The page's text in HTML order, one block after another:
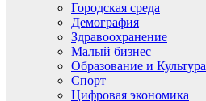
Городская среда
Демография
Здравоохранение
Малый бизнес
Образование и Культура
Спорт
Цифровая экономика